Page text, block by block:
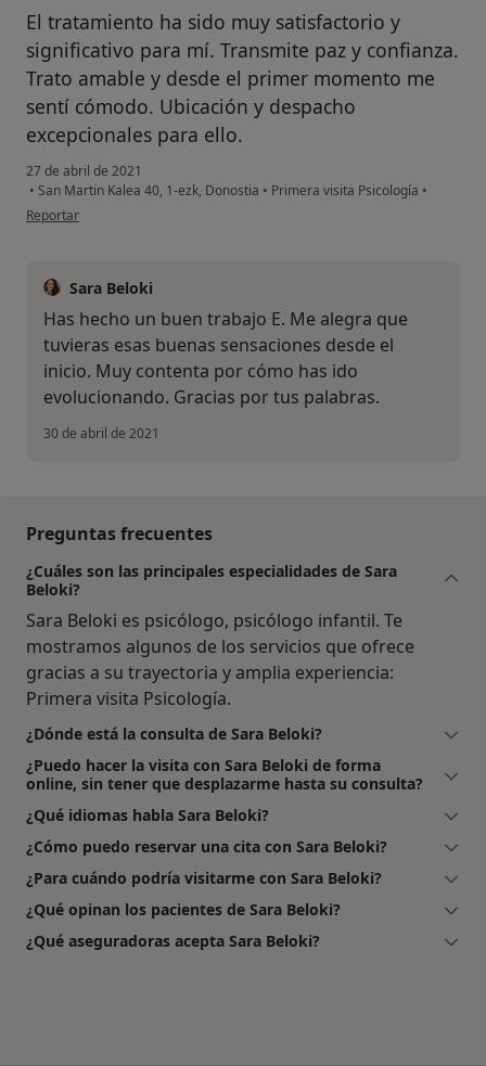
El tratamiento ha sido muy satisfactorio y
significativo para mí. Transmite paz y confianza.
Trato amable y desde el primer momento me
sentí cómodo. Ubicación y despacho
excepcionales para ello.
27 de abril de 2021
• San Martin Kalea 40, 1-ezk, Donostia • Primera visita Psicología •
en opinión del usuario E.B.
Reportar
Sara Beloki
Has hecho un buen trabajo E. Me alegra que
tuvieras esas buenas sensaciones desde el
inicio. Muy contenta por cómo has ido
evolucionando. Gracias por tus palabras.
30 de abril de 2021
Preguntas frecuentes
¿Cuáles son las principales especialidades de Sara
Beloki?
Sara Beloki es psicólogo, psicólogo infantil. Te
mostramos algunos de los servicios que ofrece
gracias a su trayectoria y amplia experiencia:
Primera visita Psicología.
¿Dónde está la consulta de Sara Beloki?
¿Puedo hacer la visita con Sara Beloki de forma
online, sin tener que desplazarme hasta su consulta?
¿Qué idiomas habla Sara Beloki?
¿Cómo puedo reservar una cita con Sara Beloki?
¿Para cuándo podría visitarme con Sara Beloki?
¿Qué opinan los pacientes de Sara Beloki?
¿Qué aseguradoras acepta Sara Beloki?